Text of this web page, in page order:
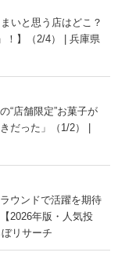
いと思う店はどこ？
！】（2/4） | 兵庫県
“店舗限定”お菓子が
だった」（1/2） |
ウンドで活躍を期待
2026年版・人気投
リサーチ